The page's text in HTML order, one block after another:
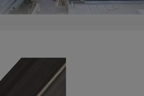
細表（中國製造商源泰德潤）